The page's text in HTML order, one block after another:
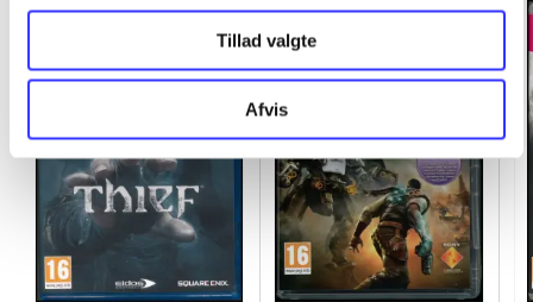
Tillad valgte
Afvis